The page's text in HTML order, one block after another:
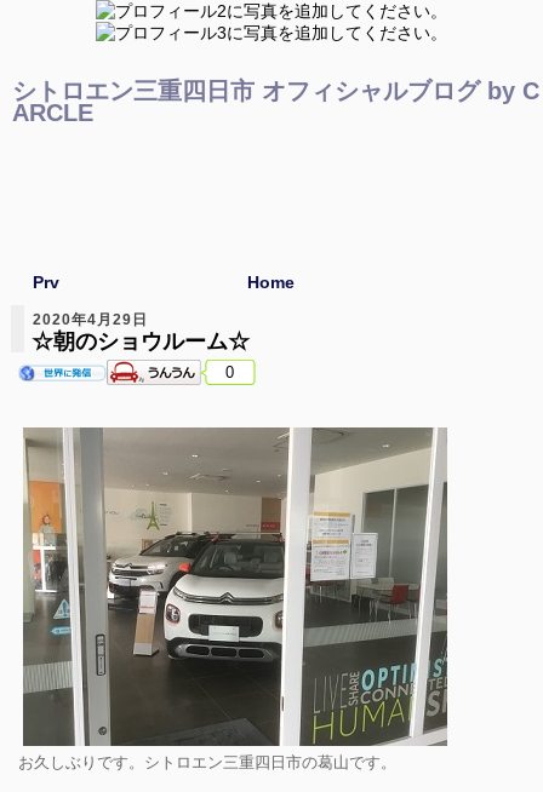
シトロエン三重四日市 オフィシャルブログ by C
ARCLE
Prv Home
2020年4月29日
☆朝のショウルーム☆
0
お久しぶりです。シトロエン三重四日市の葛山です。